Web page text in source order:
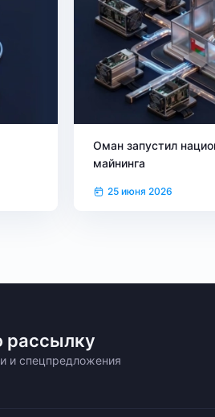
Оман запустил
майнинга
25 июня 2026
рассылку
и спецпредложения